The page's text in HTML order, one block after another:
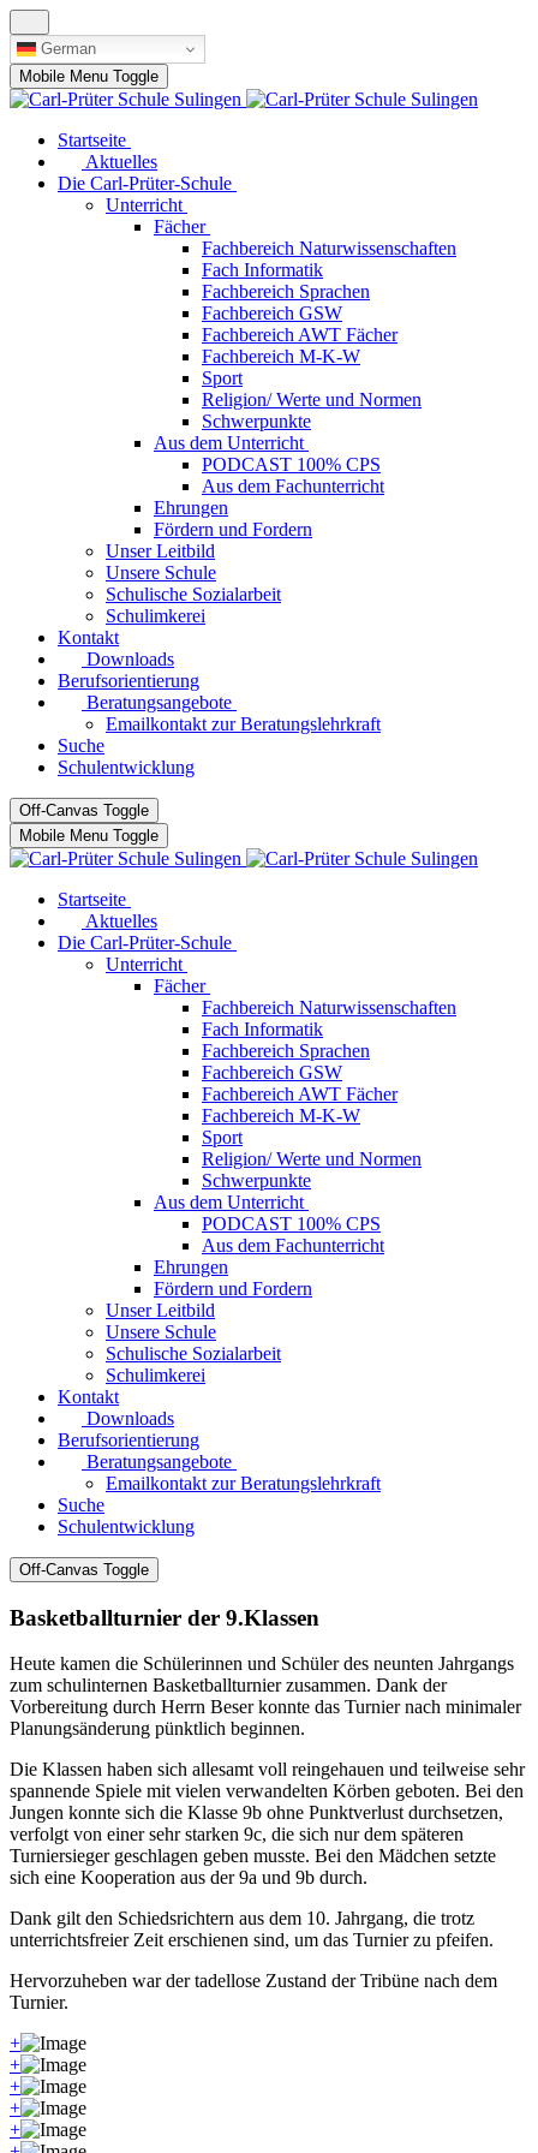
German
Mobile Menu Toggle
Startseite
Aktuelles
Die Carl-Prüter-Schule
Unterricht
Fächer
Fachbereich Naturwissenschaften
Fach Informatik
Fachbereich Sprachen
Fachbereich GSW
Fachbereich AWT Fächer
Fachbereich M-K-W
Sport
Religion/ Werte und Normen
Schwerpunkte
Aus dem Unterricht
PODCAST 100% CPS
Aus dem Fachunterricht
Ehrungen
Fördern und Fordern
Unser Leitbild
Unsere Schule
Schulische Sozialarbeit
Schulimkerei
Kontakt
Downloads
Berufsorientierung
Beratungsangebote
Emailkontakt zur Beratungslehrkraft
Suche
Schulentwicklung
Off-Canvas Toggle
Mobile Menu Toggle
Startseite
Aktuelles
Die Carl-Prüter-Schule
Unterricht
Fächer
Fachbereich Naturwissenschaften
Fach Informatik
Fachbereich Sprachen
Fachbereich GSW
Fachbereich AWT Fächer
Fachbereich M-K-W
Sport
Religion/ Werte und Normen
Schwerpunkte
Aus dem Unterricht
PODCAST 100% CPS
Aus dem Fachunterricht
Ehrungen
Fördern und Fordern
Unser Leitbild
Unsere Schule
Schulische Sozialarbeit
Schulimkerei
Kontakt
Downloads
Berufsorientierung
Beratungsangebote
Emailkontakt zur Beratungslehrkraft
Suche
Schulentwicklung
Off-Canvas Toggle
Basketballturnier der 9.Klassen
Heute kamen die Schülerinnen und Schüler des neunten Jahrgangs
zum schulinternen Basketballturnier zusammen. Dank der
Vorbereitung durch Herrn Beser konnte das Turnier nach minimaler
Planungsänderung pünktlich beginnen.
Die Klassen haben sich allesamt voll reingehauen und teilweise sehr
spannende Spiele mit vielen verwandelten Körben geboten. Bei den
Jungen konnte sich die Klasse 9b ohne Punktverlust durchsetzen,
verfolgt von einer sehr starken 9c, die sich nur dem späteren
Turniersieger geschlagen geben musste. Bei den Mädchen setzte
sich eine Kooperation aus der 9a und 9b durch.
Dank gilt den Schiedsrichtern aus dem 10. Jahrgang, die trotz
unterrichtsfreier Zeit erschienen sind, um das Turnier zu pfeifen.
Hervorzuheben war der tadellose Zustand der Tribüne nach dem
Turnier.
+
+
+
+
+